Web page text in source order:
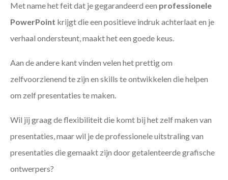
Met name het feit dat je gegarandeerd een professionele
PowerPoint krijgt die een positieve indruk achterlaat en je
verhaal ondersteunt, maakt het een goede keus.
Aan de andere kant vinden velen het prettig om
zelfvoorzienend te zijn en skills te ontwikkelen die helpen
om zelf presentaties te maken.
Wil jij graag de flexibiliteit die komt bij het zelf maken van
presentaties, maar wil je de professionele uitstraling van
presentaties die gemaakt zijn door getalenteerde grafische
ontwerpers?